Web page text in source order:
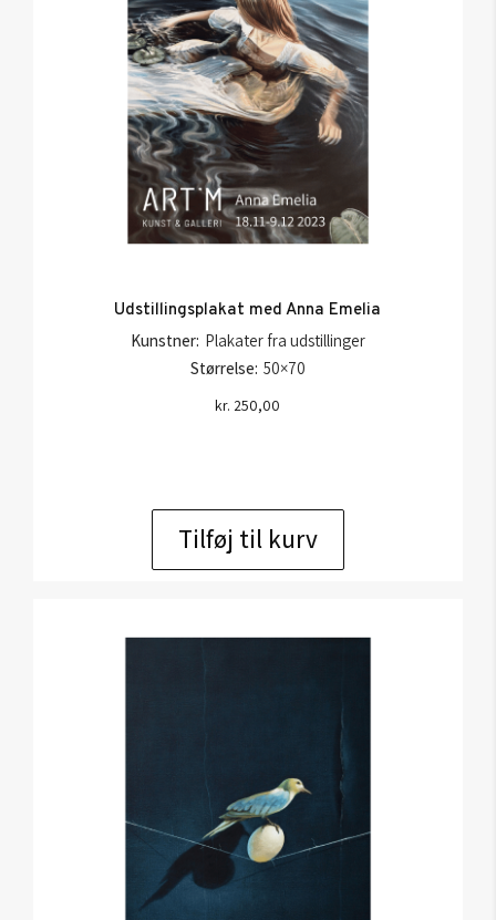
Udstillingsplakat med Anna Emelia
Kunstner: Plakater fra udstillinger
Størrelse: 50×70
kr. 250,00
Tilføj til kurv